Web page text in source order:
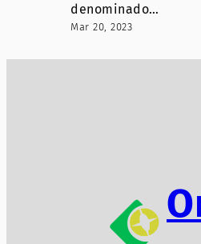
denominado…
Mar 20, 2023